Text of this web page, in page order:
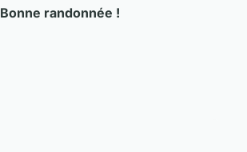
Bonne randonnée !